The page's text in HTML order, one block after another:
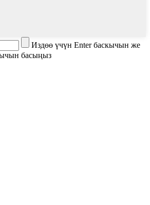
Издөө үчүн Enter баскычын же
басыңыз